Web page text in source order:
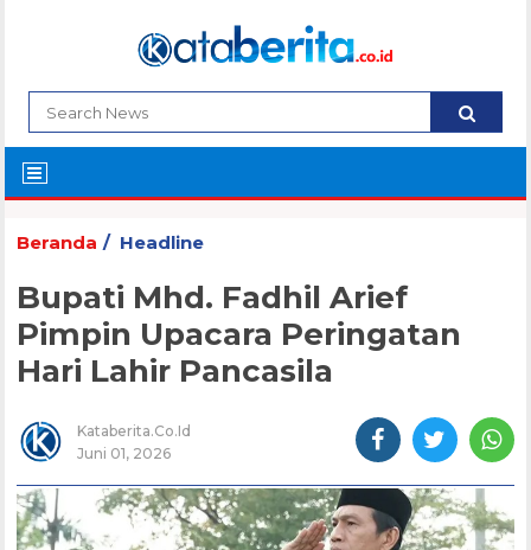
Beranda Headline
Bupati Mhd. Fadhil Arief
Pimpin Upacara Peringatan
Hari Lahir Pancasila
Kataberita.co.id
Juni 01, 2026